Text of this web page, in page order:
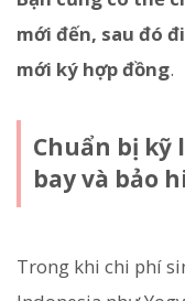
mới đến, sau đó
mới ký hợp đồng.
Chuẩn bị kỹ
bay và bảo
Trong khi chi phí